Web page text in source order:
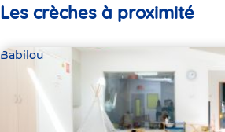
Les crèches à proximité
Babilou